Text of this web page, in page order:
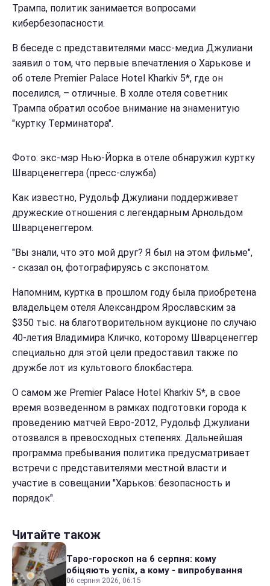
Трампа, политик занимается вопросами
кибербезопасности.
В беседе с представителями масс-медиа Джулиани
заявил о том, что первые впечатления о Харькове и
об отеле Premier Palace Hotel Kharkiv 5*, где он
поселился, – отличные. В холле отеля советник
Трампа обратил особое внимание на знаменитую
"куртку Терминатора".
Фото: экс-мэр Нью-Йорка в отеле обнаружил куртку
Шварценеггера (пресс-служба)
Как известно, Рудольф Джулиани поддерживает
дружеские отношения с легендарным Арнольдом
Шварценеггером.
"Вы знали, что это мой друг? Я был на этом фильме",
- сказал он, фотографируясь с экспонатом.
Напомним, куртка в прошлом году была приобретена
владельцем отеля Александром Ярославским за
$350 тыс. на благотворительном аукционе по случаю
40-летия Владимира Кличко, которому Шварценеггер
специально для этой цели предоставил также по
дружбе лот из культового блокбастера.
О самом же Premier Palace Hotel Kharkiv 5*, в свое
время возведенном в рамках подготовки города к
проведению матчей Евро-2012, Рудольф Джулиани
отозвался в превосходных степенях. Дальнейшая
программа пребывания политика предусматривает
встречи с представителями местной власти и
участие в совещании "Харьков: безопасность и
порядок".
Читайте також
Таро-гороскоп на 6 серпня: кому
обіцяють успіх, а кому - випробування
06 серпня 2026, 06:15